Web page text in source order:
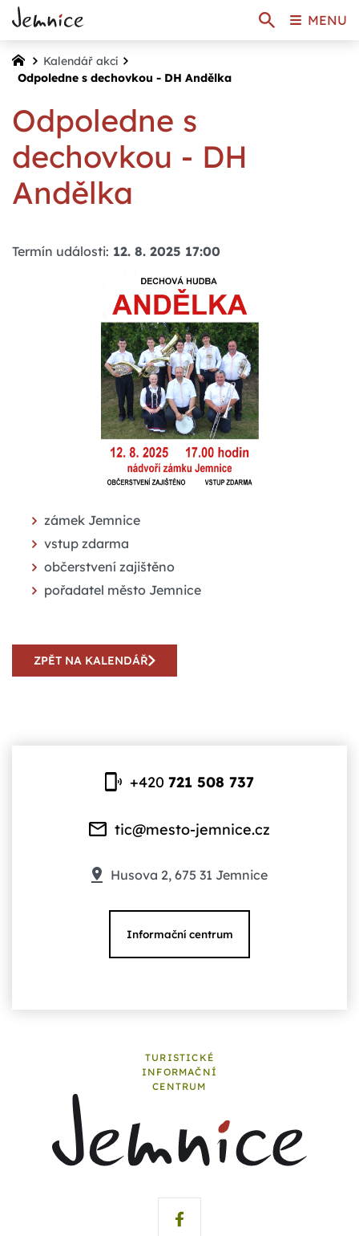
Kalendář akcí
Odpoledne s dechovkou - DH Andělka
Odpoledne s
dechovkou - DH
Andělka
Termín události: 12. 8. 2025 17:00
zámek Jemnice
vstup zdarma
občerstvení zajištěno
pořadatel město Jemnice
ZPĚT NA KALENDÁŘ
+420721 508 737
tic@mesto-jemnice.cz
Husova 2, 675 31 Jemnice
Informační centrum
TURISTICKÉ
INFORMAČNÍ
CENTRUM
MENU